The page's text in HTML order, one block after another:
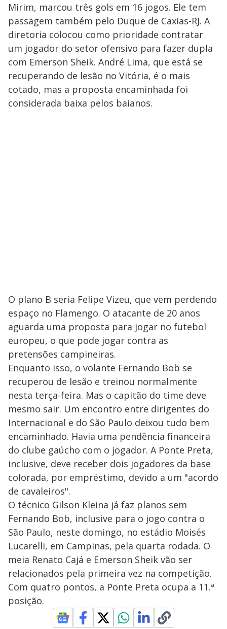
Mirim, marcou três gols em 16 jogos. Ele tem
passagem também pelo Duque de Caxias-RJ. A
diretoria colocou como prioridade contratar
um jogador do setor ofensivo para fazer dupla
com Emerson Sheik. André Lima, que está se
recuperando de lesão no Vitória, é o mais
cotado, mas a proposta encaminhada foi
considerada baixa pelos baianos.
O plano B seria Felipe Vizeu, que vem perdendo
espaço no Flamengo. O atacante de 20 anos
aguarda uma proposta para jogar no futebol
europeu, o que pode jogar contra as
pretensões campineiras.
Enquanto isso, o volante Fernando Bob se
recuperou de lesão e treinou normalmente
nesta terça-feira. Mas o capitão do time deve
mesmo sair. Um encontro entre dirigentes do
Internacional e do São Paulo deixou tudo bem
encaminhado. Havia uma pendência financeira
do clube gaúcho com o jogador. A Ponte Preta,
inclusive, deve receber dois jogadores da base
colorada, por empréstimo, devido a um "acordo
de cavaleiros".
O técnico Gilson Kleina já faz planos sem
Fernando Bob, inclusive para o jogo contra o
São Paulo, neste domingo, no estádio Moisés
Lucarelli, em Campinas, pela quarta rodada. O
meia Renato Cajá e Emerson Sheik vão ser
relacionados pela primeira vez na competição.
Com quatro pontos, a Ponte Preta ocupa a 11.ª
posição.